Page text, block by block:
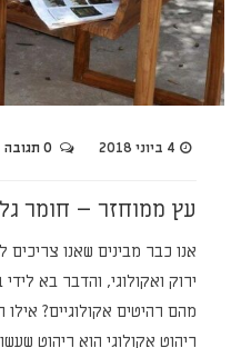
4 ביוני 2018
עץ ממוחזר – חומר
אנו כבר מבינים שאנו
ירוק ואקולוגי, והדבר בא
מהם רהיטים אקולוגיים? אילו
ריהוט אקולוגי הוא ריהוט